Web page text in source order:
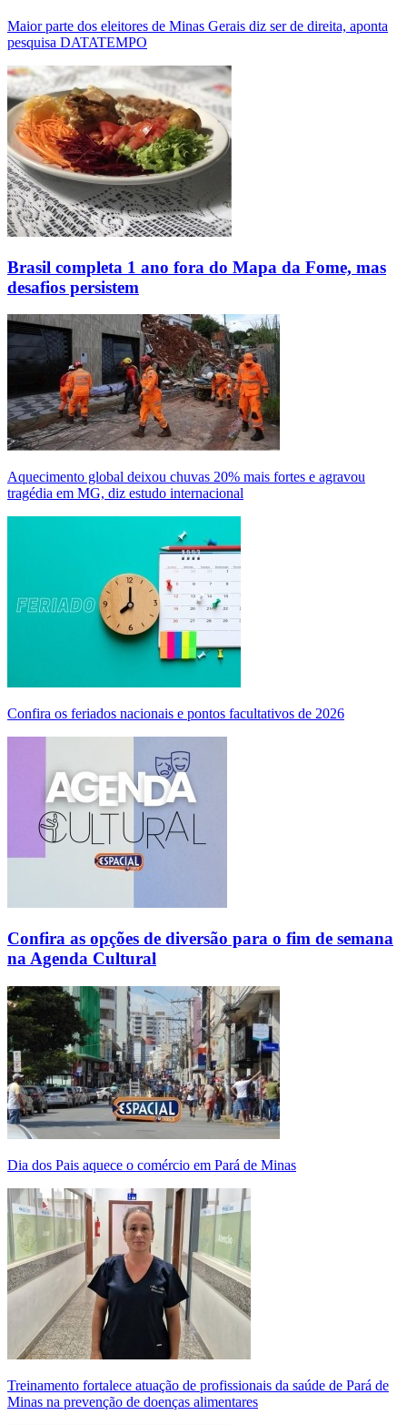
Maior parte dos eleitores de Minas Gerais diz ser de direita, aponta
pesquisa DATATEMPO
Brasil completa 1 ano fora do Mapa da Fome, mas
desafios persistem
Aquecimento global deixou chuvas 20% mais fortes e agravou
tragédia em MG, diz estudo internacional
Confira os feriados nacionais e pontos facultativos de 2026
Confira as opções de diversão para o fim de semana
na Agenda Cultural
Dia dos Pais aquece o comércio em Pará de Minas
Treinamento fortalece atuação de profissionais da saúde de Pará de
Minas na prevenção de doenças alimentares